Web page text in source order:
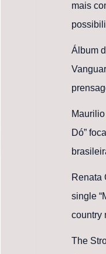
mais
Álbum
Dó”
Renata
single
country
The